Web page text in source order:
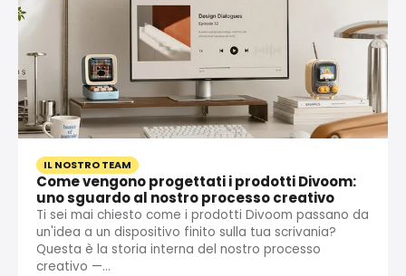
IL NOSTRO TEAM
Come vengono progettati i prodotti Divoom:
uno sguardo al nostro processo creativo
Ti sei mai chiesto come i prodotti Divoom passano da
un'idea a un dispositivo finito sulla tua scrivania?
Questa è la storia interna del nostro processo
creativo —...